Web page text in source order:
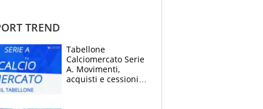
TREND
Tabellone
Calciomercato Serie
A. Movimenti,
acquisti e cessioni: